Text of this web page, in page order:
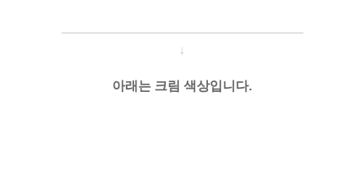
───────────────────────────
↓
아래는 크림 색상입니다.